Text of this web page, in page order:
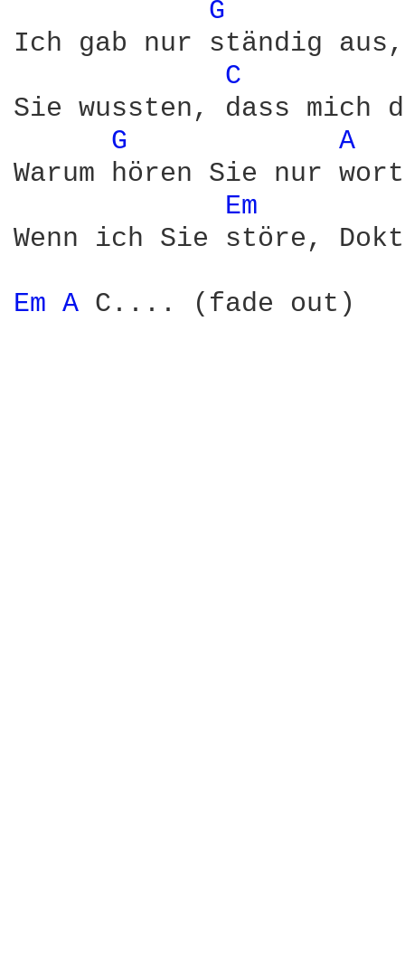
G
Ich gab nur ständig
C
Sie wussten, dass mich
G
A
Warum hören Sie nur
Em
Wenn ich Sie störe,
Em A C.... (fade out)